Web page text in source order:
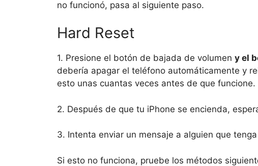
no funcionó, pasa al siguiente paso.
Hard Reset
1. Presione el botón de bajada de volumen y el
debería apagar el teléfono automáticamente y
esto unas cuantas veces antes de que funcione.
2. Después de que tu iPhone se encienda,
3. Intenta enviar un mensaje a alguien que
Si esto no funciona, pruebe los métodos